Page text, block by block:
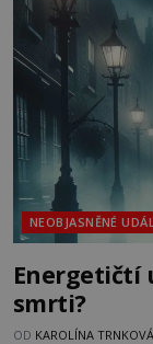
londýnském
Mezi
NEOBJASNĚNÉ
Energetičtí
smrti?
OD KAROLÍNA TRNKOVÁ